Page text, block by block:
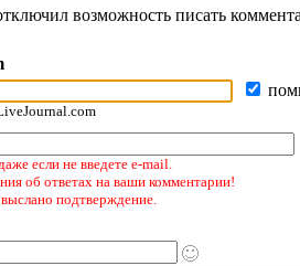
возможность писать
если не введете e-mail.
об ответах на ваши комментарии!
подтверждение.